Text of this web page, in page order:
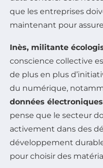
que les entreprises
maintenant pour
Inès, militante
conscience collective
de plus en plus
du numérique,
données électroniques
pense que le secteur
activement dans des
développement
pour choisir des